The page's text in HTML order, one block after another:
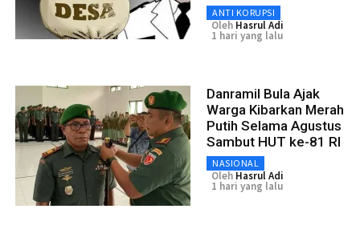
ANTI KORUPSI
Oleh Hasrul Adi
1 hari yang lalu
Danramil Bula Ajak
Warga Kibarkan Merah
Putih Selama Agustus
Sambut HUT ke-81 RI
NASIONAL
Oleh Hasrul Adi
1 hari yang lalu